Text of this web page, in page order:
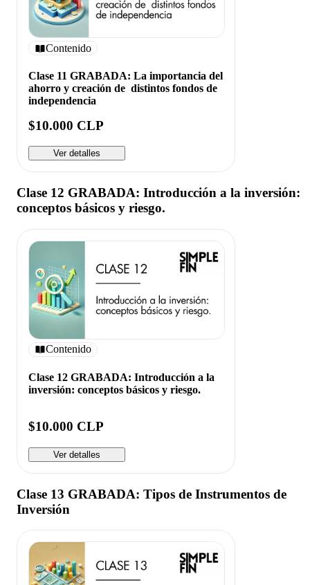
Contenido
Clase 11 GRABADA: La importancia del
ahorro y creación de distintos fondos de
independencia
$10.000 CLP
Ver detalles
Clase 12 GRABADA: Introducción a la inversión:
conceptos básicos y riesgo.
Contenido
Clase 12 GRABADA: Introducción a la
inversión: conceptos básicos y riesgo.
$10.000 CLP
Ver detalles
Clase 13 GRABADA: Tipos de Instrumentos de
Inversión